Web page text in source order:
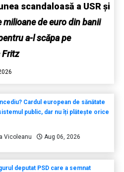
scandaloasă a USR și
milioane de euro din banii
a-l scăpa pe
Fritz
Cardul european de sănătate
public, dar nu îți plătește orice
Vicoleanu Aug 06, 2026
deputat PSD care a semnat